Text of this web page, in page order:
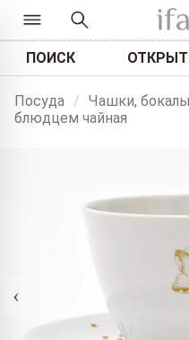
ПОИСК
Посуда / Чашки,
блюдцем чайная
‹